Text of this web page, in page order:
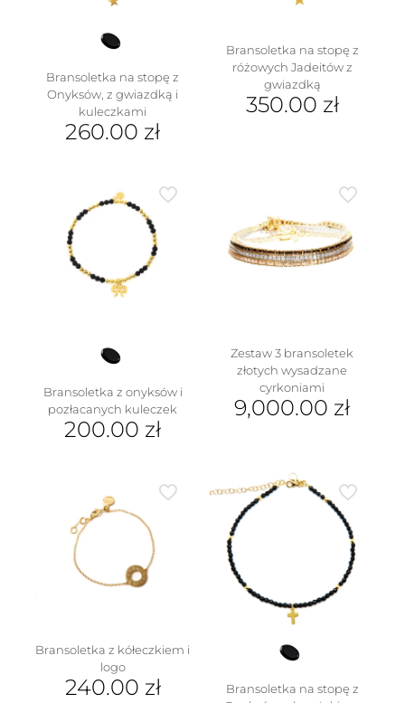
Bransoletka na stopę z
Onyksów, z gwiazdką i
kuleczkami
260.00 zł
Bransoletka na stopę z
różowych Jadeitów z
gwiazdką
350.00 zł
Bransoletka z onyksów i
pozłacanych kuleczek
200.00 zł
Zestaw 3 bransoletek
złotych wysadzane
cyrkoniami
9,000.00 zł
Bransoletka z kółeczkiem i
logo
240.00 zł
Bransoletka na stopę z